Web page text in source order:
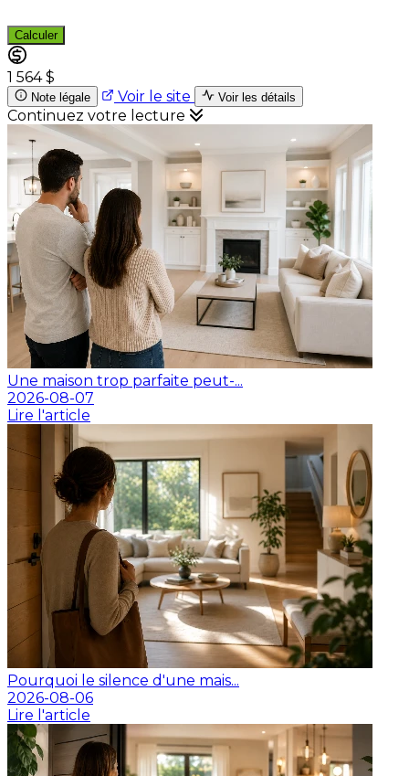
Calculer
1 564 $
Note légale Voir le site Voir les détails
Continuez votre lecture
Une maison trop parfaite peut-...
2026-08-07
Lire l'article
Pourquoi le silence d'une mais...
2026-08-06
Lire l'article